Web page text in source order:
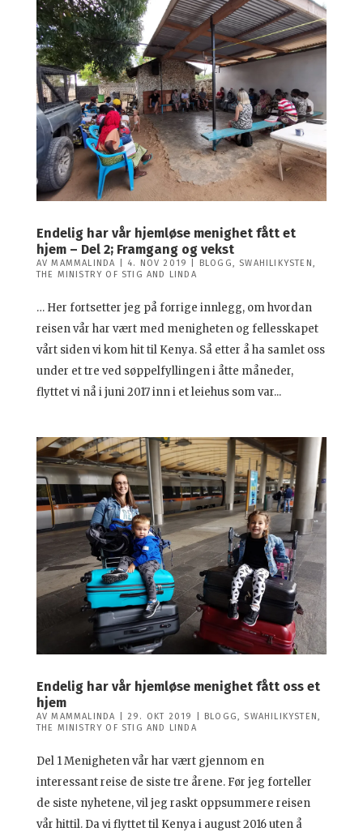
Endelig har vår hjemløse menighet fått et
hjem – Del 2; Framgang og vekst
AVMAMMALINDA 4. NOV 2019 BLOGG SWAHILIKYSTEN
THE MINISTRY OF STIG AND LINDA
… Her fortsetter jeg på forrige innlegg, om hvordan
reisen vår har vært med menigheten og fellesskapet
vårt siden vi kom hit til Kenya. Så etter å ha samlet oss
under et tre ved søppelfyllingen i åtte måneder,
flyttet vi nå i juni 2017 inn i et leiehus som var...
Endelig har vår hjemløse menighet fått oss et
hjem
AVMAMMALINDA 29. OKT 2019 BLOGG, SWAHILIKYSTEN,
THE MINISTRY OF STIG AND LINDA
Del 1 Menigheten vår har vært gjennom en
interessant reise de siste tre årene. Før jeg forteller
de siste nyhetene, vil jeg raskt oppsummere reisen
vår hittil. Da vi flyttet til Kenya i august 2016 uten å